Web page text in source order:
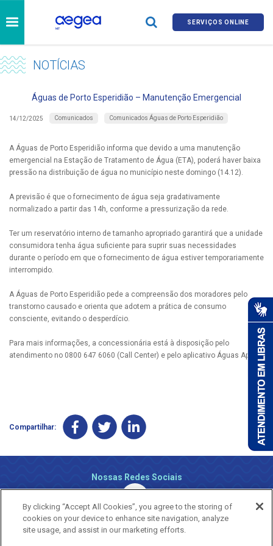
SERVIÇOS ONLINE
NOTÍCIAS
Águas de Porto Esperidião – Manutenção Emergencial
14/12/2025 Comunicados Comunicados Águas de Porto Esperidião
A Águas de Porto Esperidião informa que devido a uma manutenção
emergencial na Estação de Tratamento de Água (ETA), poderá haver baixa
pressão na distribuição de água no município neste domingo (14.12).
A previsão é que o fornecimento de água seja gradativamente
normalizado a partir das 14h, conforme a pressurização da rede.
Ter um reservatório interno de tamanho apropriado garantirá que a unidade
consumidora tenha água suficiente para suprir suas necessidades
durante o período em que o fornecimento de água estiver temporariamente
interrompido.
A Águas de Porto Esperidião pede a compreensão dos moradores pelo
transtorno causado e orienta que adotem a prática de consumo
consciente, evitando o desperdício.
Para mais informações, a concessionária está à disposição pelo
atendimento no 0800 647 6060 (Call Center) e pelo aplicativo Águas App.
Compartilhar:
Nossas Redes Sociais
By clicking “Accept All Cookies”, you agree to the storing of
cookies on your device to enhance site navigation, analyze
site usage, and assist in our marketing efforts.